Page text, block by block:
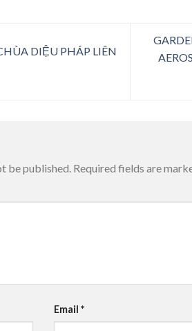
DIỆU PHÁP LIÊN
be published. Required fields are
Email *